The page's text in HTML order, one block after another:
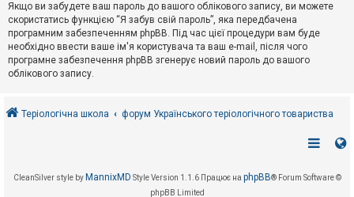
Якщо ви забудете ваш пароль до вашого облікового запису, ви можете
скористатись функцією “Я забув свій пароль”, яка передбачена
програмним забезпеченням phpBB. Під час цієї процедури вам буде
необхідно ввести ваше ім'я користувача та ваш e-mail, після чого
програмне забезпечення phpBB згенерує новий пароль до вашого
облікового запису.
Теріологічна школа форум Українського теріологічного товариства
CleanSilver style by MannixMD Style Version 1.1.6 Працює на phpBB® Forum Software ©
phpBB Limited